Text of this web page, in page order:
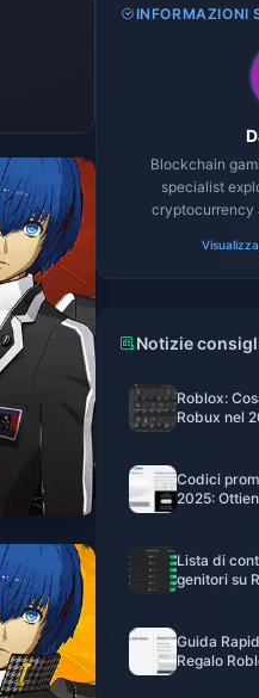
INFORMAZIONI
Blockchain
specialist
cryptocurrency
Notizie
Roblox:
Robux nel
Codici
2025:
Lista di
genitori su
Guida
Regalo